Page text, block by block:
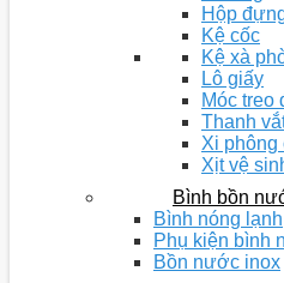
Hộp
Kệ cốc
Kệ xà
Lô giấy
Móc treo
Thanh
Xi phông
Xịt vệ
Bình bồn
Bình nóng lạnh
Phụ kiện bình
Bồn nước inox